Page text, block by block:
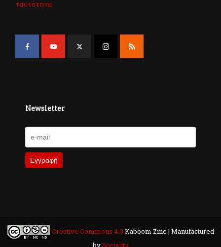
ταυτότητα
Newsletter
Creative Commons 4.0 Kaboom Zine | Manufactured
bySociality